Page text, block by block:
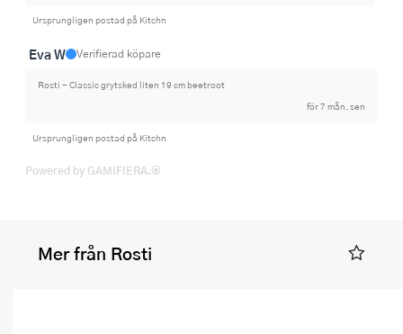
Ursprungligen postad på Kitchn
Eva W Verifierad köpare
Rosti - Classic grytsked liten 19 cm beetroot
för 7 mån. sen
Ursprungligen postad på Kitchn
Powered by GAMIFIERA.®
Mer från Rosti